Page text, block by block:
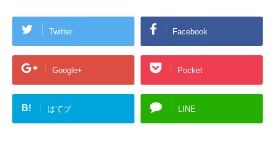
Twitter Facebook
Google+ Pocket
B! はてブ LINE